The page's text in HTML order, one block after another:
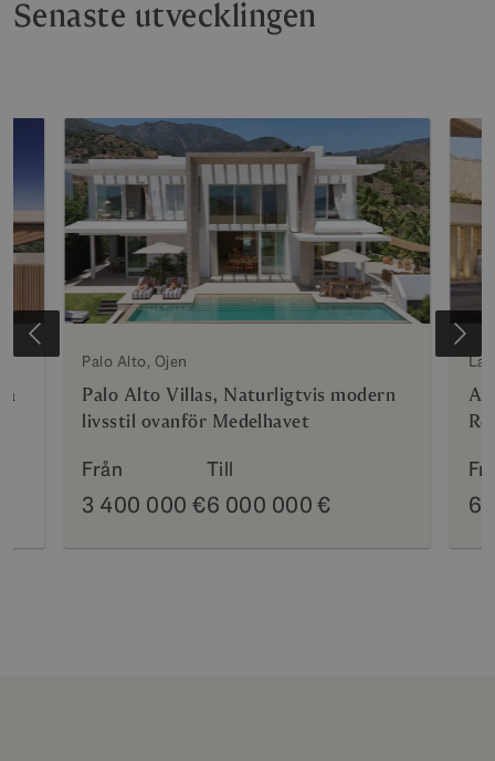
Senaste utvecklingen
Palo Alto, Ojen
Palo Alto Villas, Naturligtvis modern
livsstil ovanför Medelhavet
Från
3 400 000 €
Till
6 000 000 €
La